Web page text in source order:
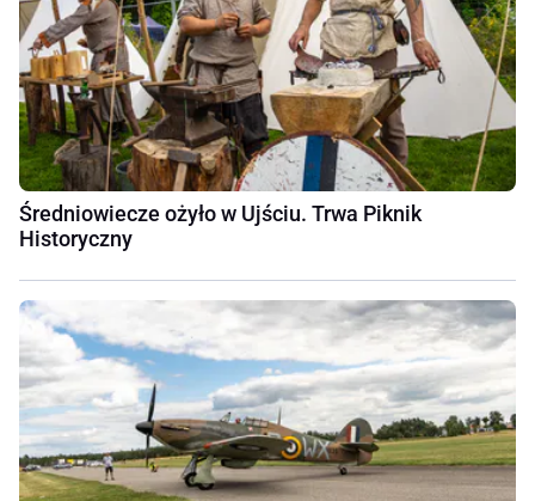
Średniowiecze ożyło w Ujściu. Trwa Piknik
Historyczny